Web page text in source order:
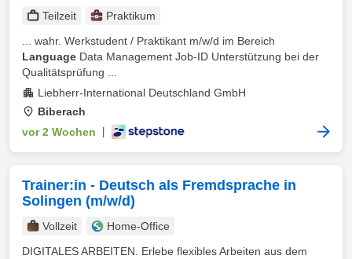
Teilzeit
Praktikum
... wahr. Werkstudent / Praktikant m/w/d im Bereich
Language Data Management Job-ID Unterstützung bei der
Qualitätsprüfung ...
Liebherr-International Deutschland GmbH
Biberach
vor 2 Wochen
Trainer:in - Deutsch als Fremdsprache in
Solingen (m/w/d)
Vollzeit
Home-Office
DIGITALES ARBEITEN. Erlebe flexibles Arbeiten aus dem